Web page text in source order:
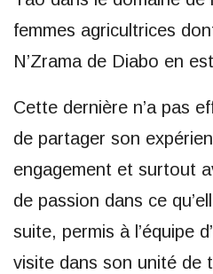
femmes agricultrices
N’Zrama de Diabo en
Cette dernière n’a pas
de partager son
engagement et surtout
de passion dans ce
suite, permis à l’équipe
visite dans son unité de